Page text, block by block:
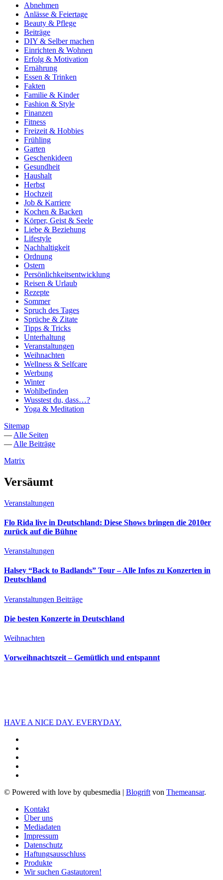
Abnehmen
Anlässe & Feiertage
Beauty & Pflege
Beiträge
DIY & Selber machen
Einrichten & Wohnen
Erfolg & Motivation
Ernährung
Essen & Trinken
Fakten
Familie & Kinder
Fashion & Style
Finanzen
Fitness
Freizeit & Hobbies
Frühling
Garten
Geschenkideen
Gesundheit
Haushalt
Herbst
Hochzeit
Job & Karriere
Kochen & Backen
Körper, Geist & Seele
Liebe & Beziehung
Lifestyle
Nachhaltigkeit
Ordnung
Ostern
Persönlichkeitsentwicklung
Reisen & Urlaub
Rezepte
Sommer
Spruch des Tages
Sprüche & Zitate
Tipps & Tricks
Unterhaltung
Veranstaltungen
Weihnachten
Wellness & Selfcare
Werbung
Winter
Wohlbefinden
Wusstest du, dass…?
Yoga & Meditation
Sitemap
— Alle Seiten
— Alle Beiträge
Matrix
Versäumt
Veranstaltungen
Flo Rida live in Deutschland: Diese Shows bringen die 2010er
zurück auf die Bühne
Veranstaltungen
Halsey “Back to Badlands” Tour – Alle Infos zu Konzerten in
Deutschland
Veranstaltungen Beiträge
Die besten Konzerte in Deutschland
Weihnachten
Vorweihnachtszeit – Gemütlich und entspannt
HAVE A NICE DAY. EVERYDAY.
© Powered with love by qubesmedia | Blogrift von Themeansar.
Kontakt
Über uns
Mediadaten
Impressum
Datenschutz
Haftungsausschluss
Produkte
Wir suchen Gastautoren!